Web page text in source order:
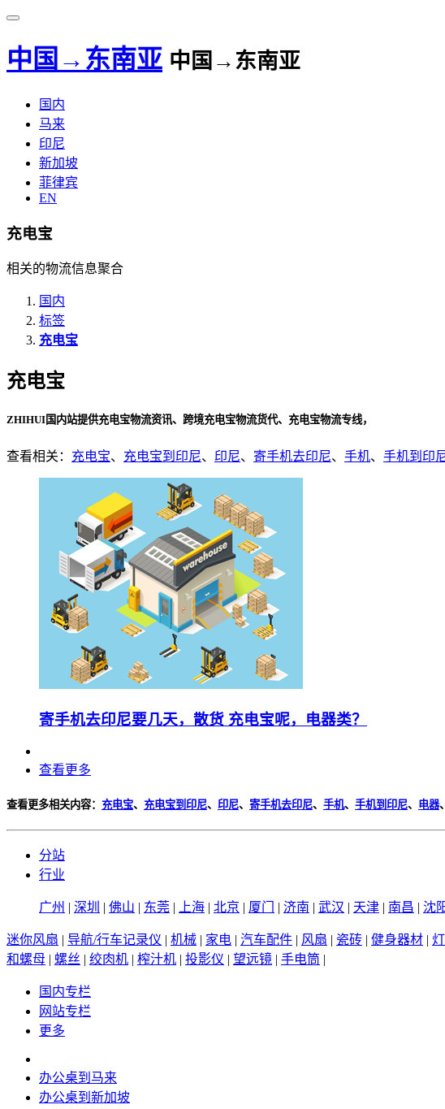
中国→东南亚 中国→东南亚
国内
马来
印尼
新加坡
菲律宾
EN
充电宝
相关的物流信息聚合
国内
标签
充电宝
充电宝
ZHIHUI国内站提供充电宝物流资讯、跨境充电宝物流货代、充电宝物流专线，
查看相关： 充电宝、 充电宝到印尼、 印尼、 寄手机去印尼、 手机、 手机到印
寄手机去印尼要几天，散货 充电宝呢，电器类？
查看更多
查看更多相关内容： 充电宝、 充电宝到印尼、 印尼、 寄手机去印尼、 手机、 手机到印尼、 电器、
分站
行业
广州 | 深圳 | 佛山 | 东莞 | 上海 | 北京 | 厦门 | 济南 | 武汉 | 天津 | 南昌 | 沈
迷你风扇 | 导航/行车记录仪 | 机械 | 家电 | 汽车配件 | 风扇 | 瓷砖 | 健身器材 |
和螺母 | 螺丝 | 绞肉机 | 榨汁机 | 投影仪 | 望远镜 | 手电筒 |
国内专栏
网站专栏
更多
办公桌到马来
办公桌到新加坡